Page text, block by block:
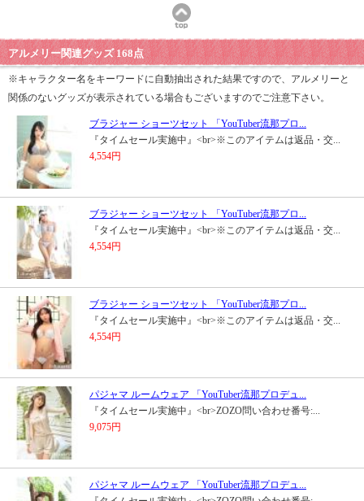
アルメリー関連グッズ 168点
※キャラクター名をキーワードに自動抽出された結果ですので、アルメリーと
関係のないグッズが表示されている場合もございますのでご注意下さい。
ブラジャー ショーツセット 「YouTuber流那プロ...
『タイムセール実施中』<br>※このアイテムは返品・交...
4,554円
ブラジャー ショーツセット 「YouTuber流那プロ...
『タイムセール実施中』<br>※このアイテムは返品・交...
4,554円
ブラジャー ショーツセット 「YouTuber流那プロ...
『タイムセール実施中』<br>※このアイテムは返品・交...
4,554円
パジャマ ルームウェア 「YouTuber流那プロデュ...
『タイムセール実施中』<br>ZOZO問い合わせ番号:...
9,075円
パジャマ ルームウェア 「YouTuber流那プロデュ...